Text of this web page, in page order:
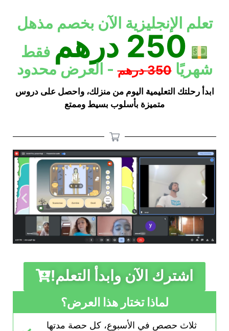
تعلم الإنجليزية الآن بخصم مذهل
250 درهم
فقط
شهريًا350 درهم - العرض محدود
ابدأ رحلتك التعليمية اليوم من منزلك، واحصل على دروس
متميزة بأسلوب بسيط وممتع
!اشترك الآن وابدأ التعلم
لماذا تختار هذا العرض؟
ثلاث حصص في الأسبوع، كل حصة مدتها